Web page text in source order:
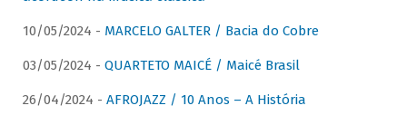
10/05/2024 - MARCELO GALTER / Bacia do Cobre
03/05/2024 - QUARTETO MAICÉ / Maicé Brasil
26/04/2024 - AFROJAZZ / 10 Anos – A História